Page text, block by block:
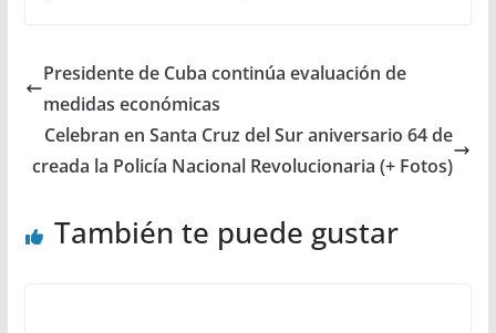
Presidente de Cuba continúa evaluación de
medidas económicas
Celebran en Santa Cruz del Sur aniversario 64 de
creada la Policía Nacional Revolucionaria (+ Fotos)
También te puede gustar